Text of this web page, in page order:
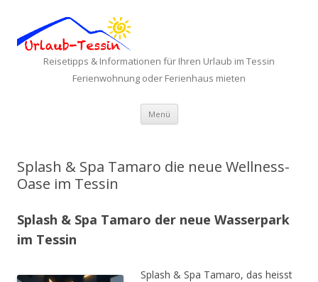
Reisetipps & Informationen für Ihren Urlaub im Tessin
Ferienwohnung oder Ferienhaus mieten
Menü Zum Inhalt springen
Splash & Spa Tamaro die neue Wellness-
Oase im Tessin
Splash & Spa Tamaro der neue Wasserpark
im Tessin
Splash & Spa Tamaro, das heisst